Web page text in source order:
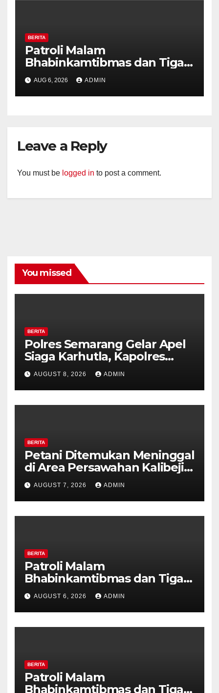
BERITA
Patroli Malam
Bhabinkamtibmas dan Tiga
Pilar Kelurahan Ungaran
Perkuat Kamtibmas, Warga
Diajak Aktifkan Ronda
AUG 6, 2026 ADMIN
Leave a Reply
You must be logged in to post a comment.
You missed
BERITA
Polres Semarang Gelar Apel
Siaga Karhutla, Kapolres
Tekankan Sinergi dan
Kesiapsiagaan Hadapi Musim
Kemarau.
AUGUST 8, 2026 ADMIN
BERITA
Petani Ditemukan Meninggal
di Area Persawahan Kalibeji,
Polisi Pastikan Tidak Ada
Tanda Kekerasan
AUGUST 7, 2026 ADMIN
BERITA
Patroli Malam
Bhabinkamtibmas dan Tiga
Pilar Kelurahan Ungaran
Perkuat Kamtibmas, Warga
Diajak Aktifkan Ronda
AUGUST 6, 2026 ADMIN
BERITA
Patroli Malam
Bhabinkamtibmas dan Tiga